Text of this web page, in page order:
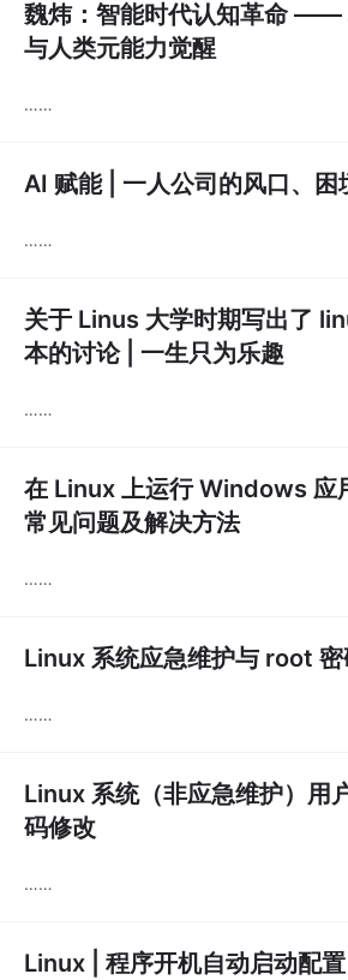
魏炜：智能时代认知革命 ——
与人类元能力觉醒
……
AI 赋能 | 一人公司的风口、困
……
关于 Linus 大学时期写出了
本的讨论 | 一生只为乐趣
……
在 Linux 上运行 Windows 应
常见问题及解决方法
……
Linux 系统应急维护与 root
……
Linux 系统（非应急维护）用
码修改
……
Linux | 程序开机自动启动配置